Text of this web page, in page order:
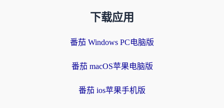
下载应用
番茄 Windows PC电脑版
番茄 macOS苹果电脑版
番茄 ios苹果手机版